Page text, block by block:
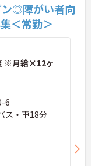
ン◎障がい者向
＜常勤＞
※月給×12ヶ
6
ス・車18分